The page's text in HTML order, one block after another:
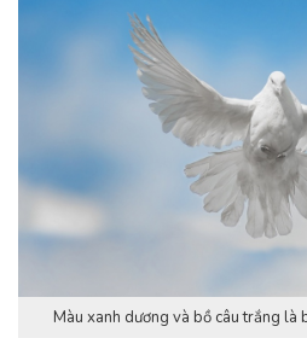
Màu xanh dương và bồ câu trắng là